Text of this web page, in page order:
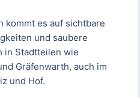
kommt es auf sichtbare
und saubere
in Stadtteilen wie
Gräfenwarth, auch im
und Hof.